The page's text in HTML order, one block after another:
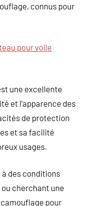
connus pour
pour voile
une excellente
et l’apparence des
de protection
et sa facilité
usages.
des conditions
cherchant une
pour